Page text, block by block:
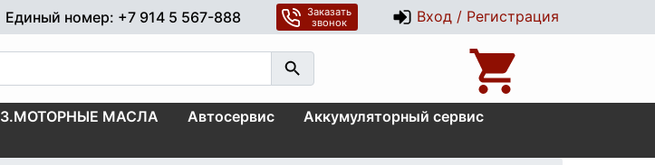
Единый номер: +7 914 5 567-888
Заказать
звонок
Вход / Регистрация
3.МОТОРНЫЕ МАСЛА Автосервис
Аккумуляторный сервис